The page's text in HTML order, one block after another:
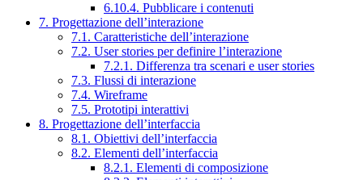
6.10.4. Pubblicare i contenuti
7. Progettazione dell’interazione
7.1. Caratteristiche dell’interazione
7.2. User stories per definire l’interazione
7.2.1. Differenza tra scenari e user stories
7.3. Flussi di interazione
7.4. Wireframe
7.5. Prototipi interattivi
8. Progettazione dell’interfaccia
8.1. Obiettivi dell’interfaccia
8.2. Elementi dell’interfaccia
8.2.1. Elementi di composizione